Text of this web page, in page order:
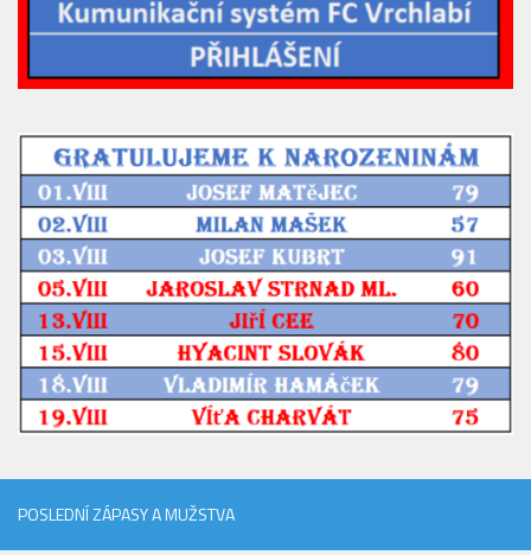
Zápasy MB 2024/25
2020/21
2019/20
2018/19
Tabulka
St. dorost
Zápasy SD 2026/27
Hráči
Realizační tým
POSLEDNÍ ZÁPASY A MUŽSTVA